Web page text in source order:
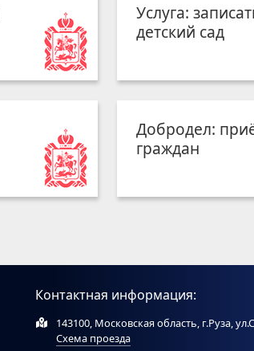
Услуга:
детский сад
Добродел:
граждан
Контактная информация:
143100, Московская область, г.Руза,
Схема проезда